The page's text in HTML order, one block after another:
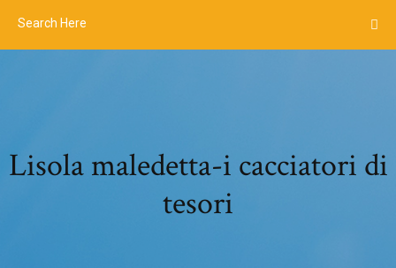
Lisola maledetta-i cacciatori di
tesori